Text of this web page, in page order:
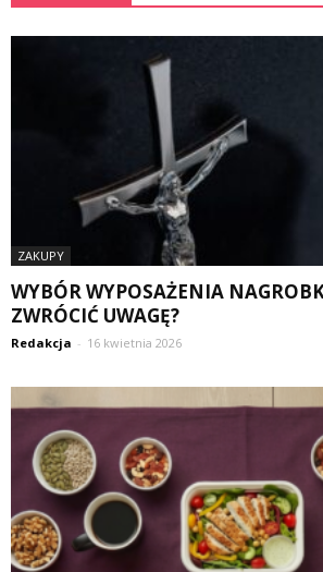
ZAKUPY
WYBÓR WYPOSAŻENIA
ZWRÓCIĆ UWAGĘ?
Redakcja - 16 kwietnia 2026